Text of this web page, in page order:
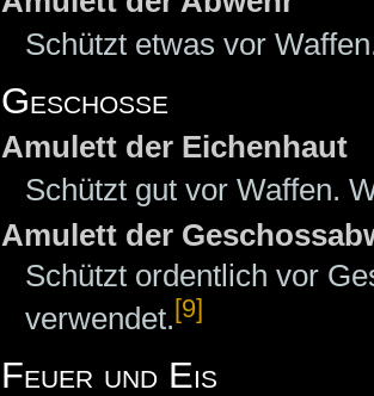
Schützt etwas vor
Geschosse
Amulett der Eichenhaut
Schützt gut vor Waffen.
Amulett der
Schützt ordentlich vor
verwendet. [9]
Feuer und Eis